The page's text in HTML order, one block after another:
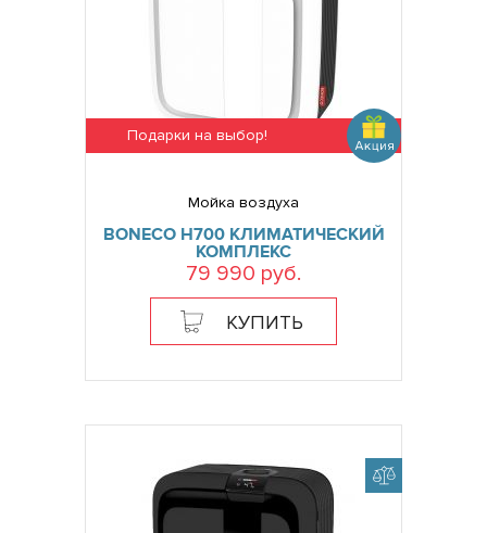
Подарки на выбор!
Мойка воздуха
BONECO H700 КЛИМАТИЧЕСКИЙ
КОМПЛЕКС
79 990 руб.
КУПИТЬ